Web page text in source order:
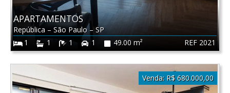
REF 2021
APARTAMENTOS
República – São Paulo– SP
1
1 1 1 49.00 m²
Venda: R$ 680.000,00